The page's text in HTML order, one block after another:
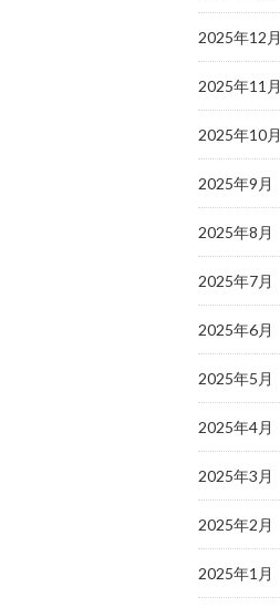
2025年12月
2025年11月
2025年10月
2025年9月
2025年8月
2025年7月
2025年6月
2025年5月
2025年4月
2025年3月
2025年2月
2025年1月